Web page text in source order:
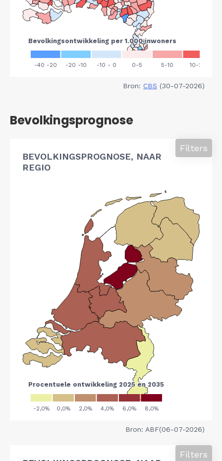
Bron: CBS (30-07-2026)
Bevolkingsprognose
BEVOLKINGSPROGNOSE, NAAR
REGIO
Filters
Bron: ABF(06-07-2026)
Filters